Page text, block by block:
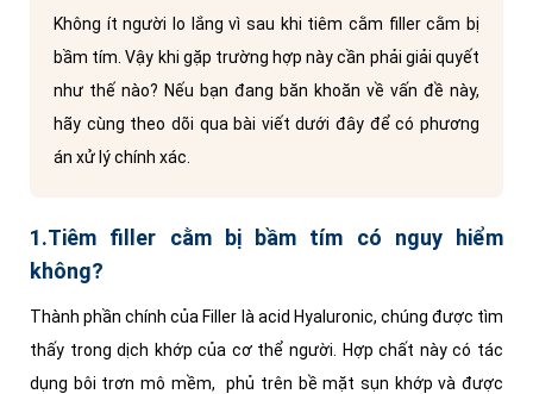
Không ít người lo lắng vì sau khi tiêm cằm filler cằm bị
bầm tím. Vậy khi gặp trường hợp này cần phải giải quyết
như thế nào? Nếu bạn đang băn khoăn về vấn đề này,
hãy cùng theo dõi qua bài viết dưới đây để có phương
án xử lý chính xác.
1.Tiêm filler cằm bị bầm tím có nguy hiểm
không?
Thành phần chính của Filler là acid Hyaluronic, chúng được tìm
thấy trong dịch khớp của cơ thể người. Hợp chất này có tác
dụng bôi trơn mô mềm, phủ trên bề mặt sụn khớp và được